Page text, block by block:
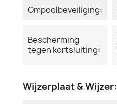
Ompoolbeveiliging:
Bescherming
tegen kortsluiting:
Wijzerplaat & Wijzer: